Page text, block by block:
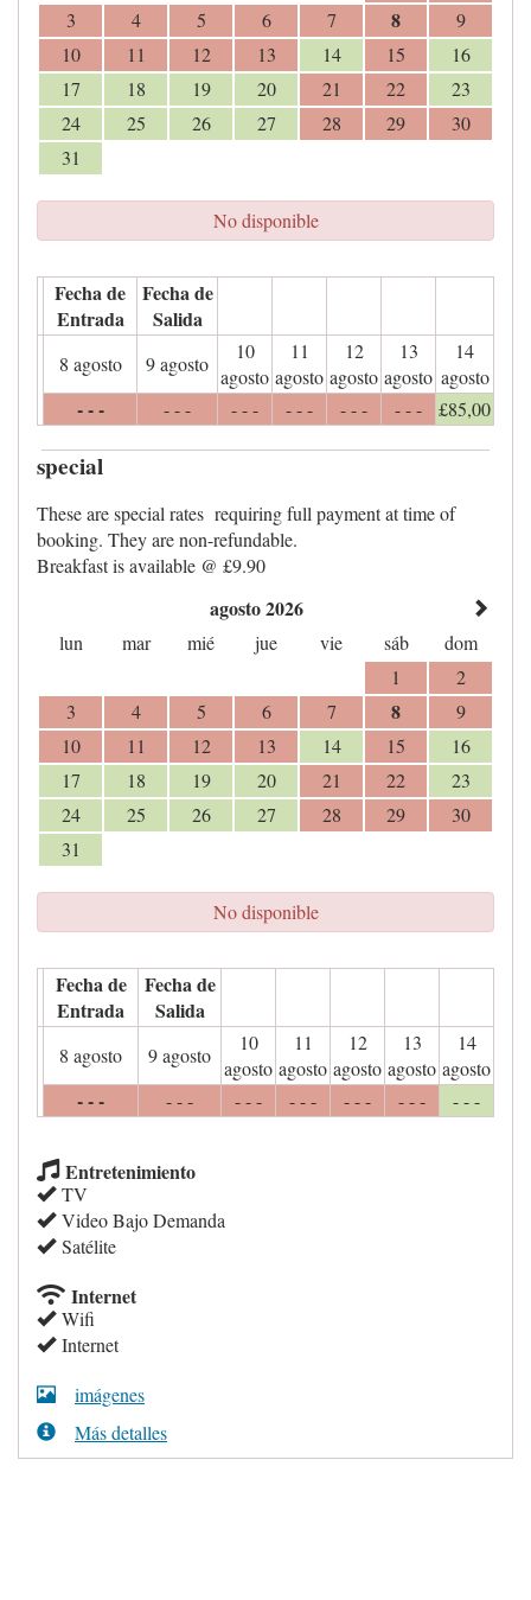
3
4 5 6 7 8
9
10
11 12 13 14 15
16
17
18 19 20 21 22
23
24
25 26 27 28 29
30
31
No disponible
Fecha de
Entrada
Fecha de
Salida
8 agosto 9 agosto
10
agosto
11
agosto
12
agosto
13
agosto
14
agosto
- - - - - - - - - - - - - - - - - - £85,00
special
These are special rates requiring full payment at time of
booking. They are non-refundable.
Breakfast is available @ £9.90
agosto 2026
lun mar mié jue vie sáb
dom
1
2
3
4 5 6 7 8
9
10
11 12 13 14 15
16
17
18 19 20 21 22
23
24
25 26 27 28 29
30
31
No disponible
Fecha de
Entrada
Fecha de
Salida
8 agosto 9 agosto
10
agosto
11
agosto
12
agosto
13
agosto
14
agosto
- - - - - - - - - - - - - - - - - - - - -
Entretenimiento
TV
Video Bajo Demanda
Satélite
Internet
Wifi
Internet
imágenes
Más detalles